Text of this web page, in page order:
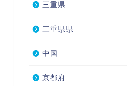
三重県
三重県県
中国
京都府